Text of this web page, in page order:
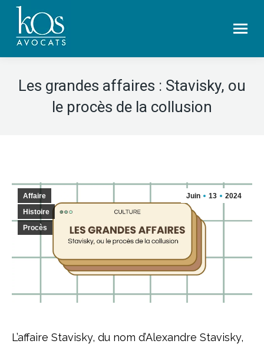
Les grandes affaires : Stavisky, ou
le procès de la collusion
Juin 13 2024
Affaire
Histoire
Procès
L’affaire Stavisky, du nom d’Alexandre Stavisky,